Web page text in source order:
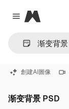
Close menu
Magnific
創建AI圖像
渐变背景 PSD